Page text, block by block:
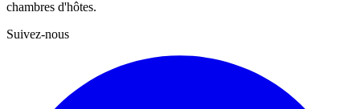
chambres d'hôtes.
Suivez-nous